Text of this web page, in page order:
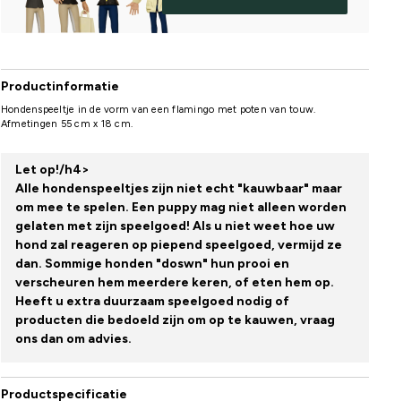
Productinformatie
Hondenspeeltje in de vorm van een flamingo met poten van touw.
Afmetingen 55 cm x 18 cm.
Let op!/h4>
Alle hondenspeeltjes zijn niet echt "kauwbaar" maar
om mee te spelen. Een puppy mag niet alleen worden
gelaten met zijn speelgoed! Als u niet weet hoe uw
hond zal reageren op piepend speelgoed, vermijd ze
dan. Sommige honden "doswn" hun prooi en
verscheuren hem meerdere keren, of eten hem op.
Heeft u extra duurzaam speelgoed nodig of
producten die bedoeld zijn om op te kauwen, vraag
ons dan om advies.
Productspecificatie